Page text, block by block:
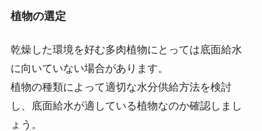
植物の選定
乾燥した環境を好む多肉植物にとっては底面給水
に向いていない場合があります。
植物の種類によって適切な水分供給方法を検討
し、底面給水が適している植物なのか確認しまし
ょう。